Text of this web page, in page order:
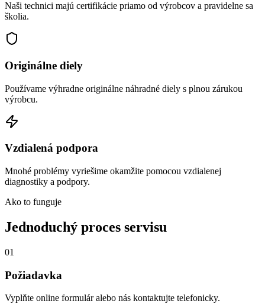
Naši technici majú certifikácie priamo od výrobcov a pravidelne sa
školia.
Originálne diely
Používame výhradne originálne náhradné diely s plnou zárukou
výrobcu.
Vzdialená podpora
Mnohé problémy vyriešime okamžite pomocou vzdialenej
diagnostiky a podpory.
Ako to funguje
Jednoduchý proces servisu
01
Požiadavka
Vyplňte online formulár alebo nás kontaktujte telefonicky.